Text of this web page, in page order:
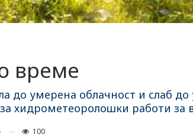
време
до умерена облачност и слаб
хидрометеоролошки работи за
100